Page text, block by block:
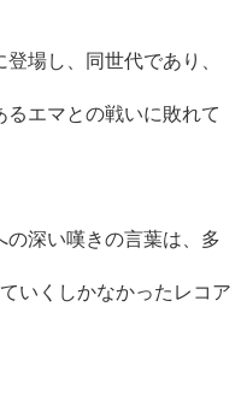
場し、同世代であり、
エマとの戦いに敗れて
深い嘆きの言葉は、多
いくしかなかったレコア